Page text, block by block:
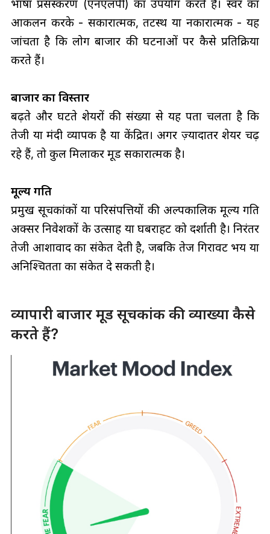
भाषा प्रसंस्करण (एनएलपी) का उपयोग करते हैं। स्वर का
आकलन करके - सकारात्मक, तटस्थ या नकारात्मक - यह
जांचता है कि लोग बाजार की घटनाओं पर कैसे प्रतिक्रिया
करते हैं।
बाजार का विस्तार
बढ़ते और घटते शेयरों की संख्या से यह पता चलता है कि
तेजी या मंदी व्यापक है या केंद्रित। अगर ज़्यादातर शेयर चढ़
रहे हैं, तो कुल मिलाकर मूड सकारात्मक है।
मूल्य गति
प्रमुख सूचकांकों या परिसंपत्तियों की अल्पकालिक मूल्य गति
अक्सर निवेशकों के उत्साह या घबराहट को दर्शाती है। निरंतर
तेजी आशावाद का संकेत देती है, जबकि तेज गिरावट भय या
अनिश्चितता का संकेत दे सकती है।
व्यापारी बाजार मूड सूचकांक की व्याख्या कैसे
करते हैं?